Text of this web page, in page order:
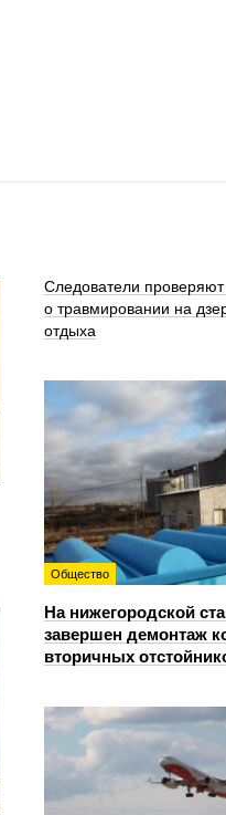
Следователи
о травмировании на
отдыха
Общество
На нижегородской
завершен демонтаж
вторичных